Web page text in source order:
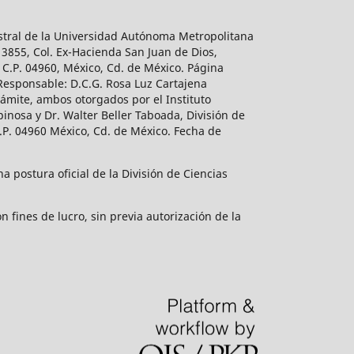
de la Universidad Autónoma Metropolitana
Col. Ex-Hacienda San Juan de Dios,
04960, México, Cd. de México. Página
D.C.G. Rosa Luz Cartajena
ambos otorgados por el Instituto
y Dr. Walter Beller Taboada, División de
04960 México, Cd. de México. Fecha de
postura oficial de la División de Ciencias
fines de lucro, sin previa autorización de la